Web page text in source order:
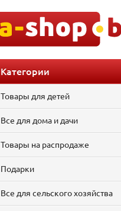
Категории
Товары для детей
Все для дома и дачи
Товары на распродаже
Подарки
Все для сельского хозяйства